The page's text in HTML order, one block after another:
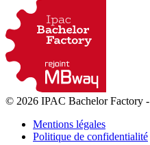
© 2026 IPAC Bachelor Factory -
Mentions légales
Politique de confidentialité